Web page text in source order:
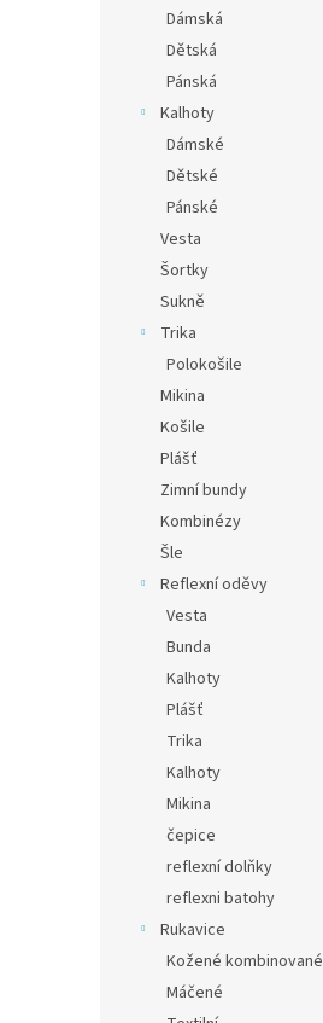
Dámská
Dětská
Pánská
Kalhoty
Dámské
Dětské
Pánské
Vesta
Šortky
Sukně
Trika
Polokošile
Mikina
Košile
Plášť
Zimní bundy
Kombinézy
Šle
Reflexní oděvy
Vesta
Bunda
Kalhoty
Plášť
Trika
Kalhoty
Mikina
čepice
reflexní dolňky
reflexni batohy
Rukavice
Kožené kombinované
Máčené